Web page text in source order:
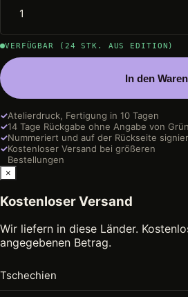
VERFÜGBAR (24 STK. AUS EDITION)
In den
✓Atelierdruck, Fertigung in 10 Tagen
✓14 Tage Rückgabe ohne Angabe von
✓Nummeriert und auf der Rückseite
✓Kostenloser Versand bei größeren
Bestellungen
×
Kostenloser Versand
Wir liefern in diese Länder.
angegebenen Betrag.
Tschechien